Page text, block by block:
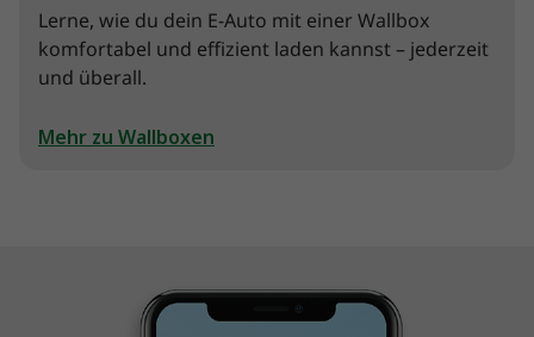
Lerne, wie du dein E-Auto mit einer Wallbox
komfortabel und effizient laden kannst – jederzeit
und überall.
Mehr zu Wallboxen